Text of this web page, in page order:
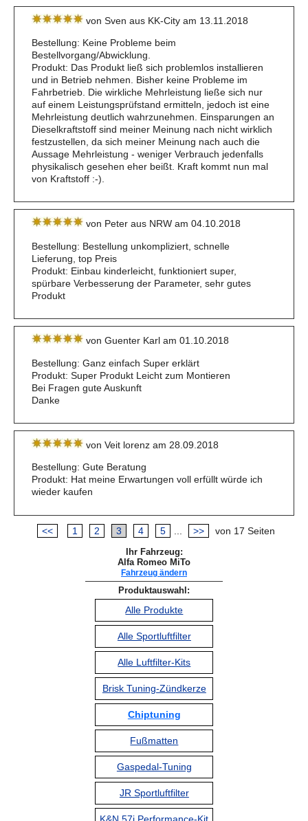
von Sven aus KK-City am 13.11.2018
Bestellung: Keine Probleme beim
Bestellvorgang/Abwicklung.
Produkt: Das Produkt ließ sich problemlos installieren
und in Betrieb nehmen. Bisher keine Probleme im
Fahrbetrieb. Die wirkliche Mehrleistung ließe sich nur
auf einem Leistungsprüfstand ermitteln, jedoch ist eine
Mehrleistung deutlich wahrzunehmen. Einsparungen an
Dieselkraftstoff sind meiner Meinung nach nicht wirklich
festzustellen, da sich meiner Meinung nach auch die
Aussage Mehrleistung - weniger Verbrauch jedenfalls
physikalisch gesehen eher beißt. Kraft kommt nun mal
von Kraftstoff :-).
von Peter aus NRW am 04.10.2018
Bestellung: Bestellung unkompliziert, schnelle
Lieferung, top Preis
Produkt: Einbau kinderleicht, funktioniert super,
spürbare Verbesserung der Parameter, sehr gutes
Produkt
von Guenter Karl am 01.10.2018
Bestellung: Ganz einfach Super erklärt
Produkt: Super Produkt Leicht zum Montieren
Bei Fragen gute Auskunft
Danke
von Veit lorenz am 28.09.2018
Bestellung: Gute Beratung
Produkt: Hat meine Erwartungen voll erfüllt würde ich
wieder kaufen
<< 1 2 3 4 5 >> von 17 Seiten
Ihr Fahrzeug:
Alfa Romeo MiTo
Fahrzeug ändern
Produktauswahl:
Alle Produkte
Alle Sportluftfilter
Alle Luftfilter-Kits
Brisk Tuning-Zündkerze
Chiptuning
Fußmatten
Gaspedal-Tuning
JR Sportluftfilter
K&N 57i Performance-Kit